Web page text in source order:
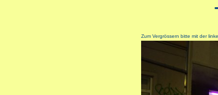
Zum Vergrössern bitte mit der